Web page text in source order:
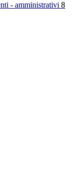
- amministrativi 8